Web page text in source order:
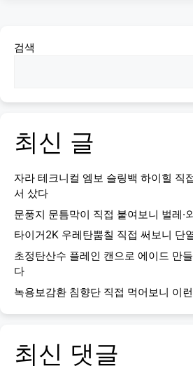
검색
최신 글
자라 테크니컬 엠보 슬링백 하이힐 직
서 샀다
문풍지 문틈막이 직접 붙여보니 벌레·
타이거2K 우레탄뿜칠 직접 써보니 단
초정탄산수 플레인 캔으로 에이드 만
다
녹용보감환 침향단 직접 먹어보니 이
최신 댓글